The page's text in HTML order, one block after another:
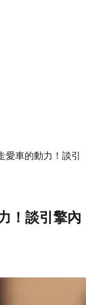
愛車的動力！談引
！談引擎內